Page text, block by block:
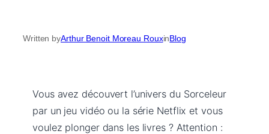
Written byArthur Benoit Moreau RouxinBlog
Vous avez découvert l’univers du Sorceleur
par un jeu vidéo ou la série Netflix et vous
voulez plonger dans les livres ? Attention :